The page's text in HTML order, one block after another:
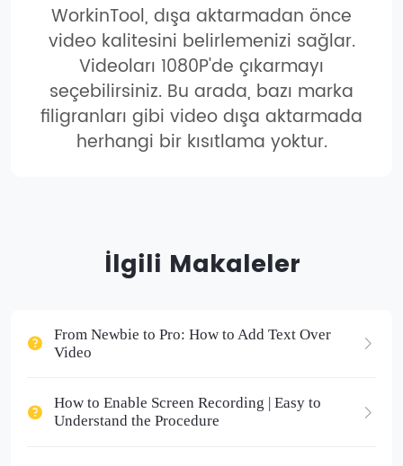
WorkinTool, dışa aktarmadan önce
video kalitesini belirlemenizi sağlar.
Videoları 1080P'de çıkarmayı
seçebilirsiniz. Bu arada, bazı marka
filigranları gibi video dışa aktarmada
herhangi bir kısıtlama yoktur.
İlgili Makaleler
From Newbie to Pro: How to Add Text Over
Video
How to Enable Screen Recording | Easy to
Understand the Procedure